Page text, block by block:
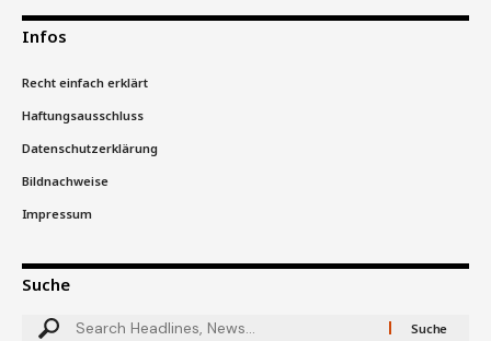
Infos
Recht einfach erklärt
Haftungsausschluss
Datenschutzerklärung
Bildnachweise
Impressum
Suche